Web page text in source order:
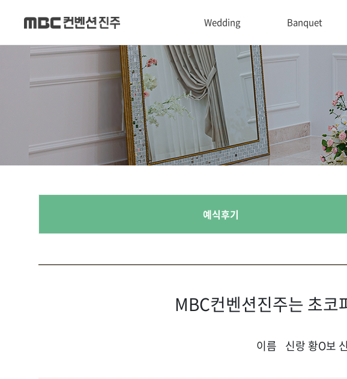
Wedding
1관 Convention hall
2관 Castle hall
3관 Chapel hall
Dress & Makeup shop
Banquet
연회실적
Buffet
예식후기
MBC컨벤션진주는 초코
이름 신랑 황O보